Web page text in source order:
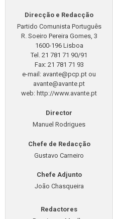
Direcção e Redacção
Partido Comunista Português
R. Soeiro Pereira Gomes, 3
1600-196 Lisboa
Tel. 21 781 71 90/91
Fax: 21 781 71 93
e-mail: avante@pcp.pt ou
avante@avante.pt
web: http://www.avante.pt
Director
Manuel Rodrigues
Chefe de Redacção
Gustavo Carneiro
Chefe Adjunto
João Chasqueira
Redactores